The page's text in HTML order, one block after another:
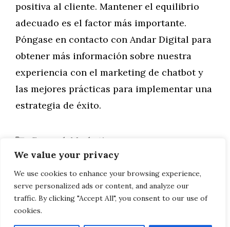
We value your privacy
We use cookies to enhance your browsing experience,
serve personalized ads or content, and analyze our
traffic. By clicking "Accept All", you consent to our use of
cookies.
positiva al cliente. Mantener el equilibrio
adecuado es el factor más importante.
Póngase en contacto con Andar Digital para
obtener más información sobre nuestra
experiencia con el marketing de chatbot y
las mejores prácticas para implementar una
estrategia de éxito.
Categorías
General Marketing
Google Analytics GA4: De las cookies al
aprendizaje automático
9 pasos para dominar el SEO